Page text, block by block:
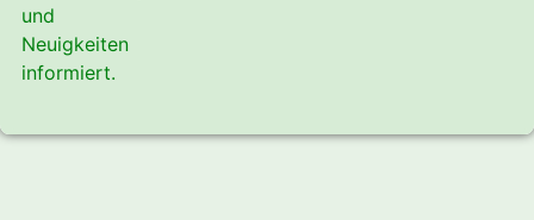
und
Neuigkeiten
informiert.